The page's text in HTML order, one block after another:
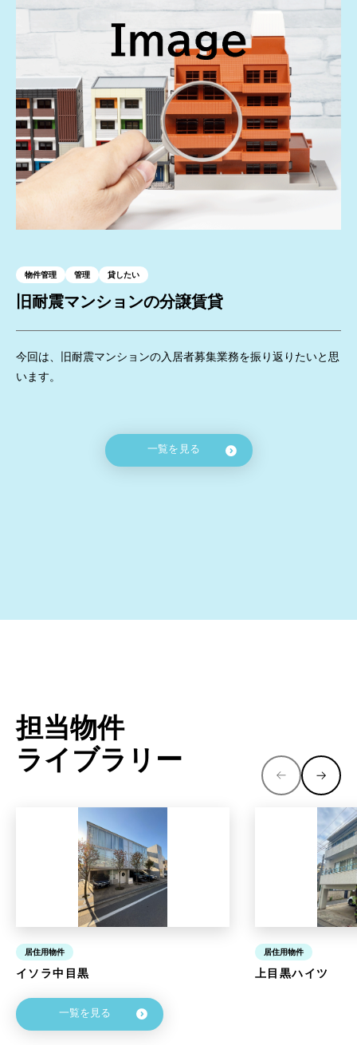
物件管理 管理 貸したい
旧耐震マンションの分譲賃貸
今回は、旧耐震マンションの入居者募集業務を振り返りたいと思
います。
一覧を見る
担当物件
ライブラリー
居住用物件
イソラ中目黒
居住用物件
上目黒ハイツ
一覧を見る